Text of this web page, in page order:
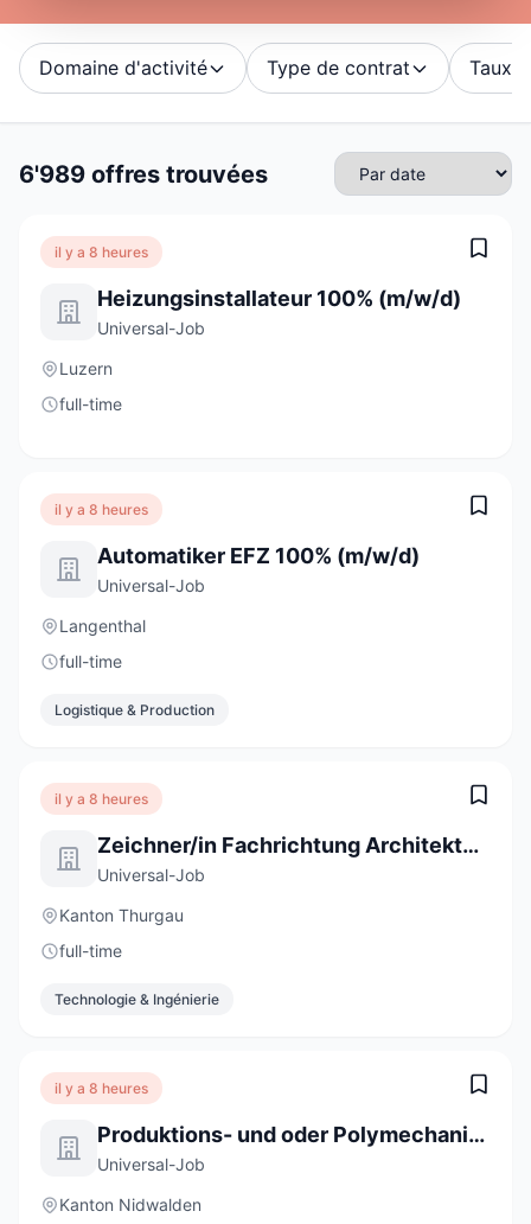
Domaine d'activité Type de contrat Taux
6'989 offres trouvées
il y a 8 heures
Heizungsinstallateur 100% (m/w/d)
Universal-Job
Luzern
full-time
il y a 8 heures
Automatiker EFZ 100% (m/w/d)
Universal-Job
Langenthal
full-time
Logistique & Production
il y a 8 heures
Zeichner/in Fachrichtung Architektur EFZ 100%
Universal-Job
Kanton Thurgau
full-time
Technologie & Ingénierie
il y a 8 heures
Produktions- und oder Polymechaniker 100% (m/w/d)
Universal-Job
Kanton Nidwalden